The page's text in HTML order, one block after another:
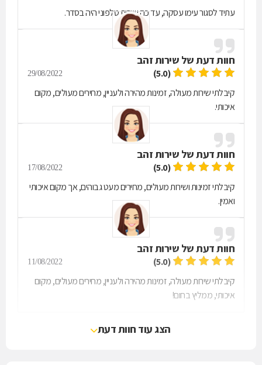
עתיד לסגור עימו עסקה, עד כה שירות טלפוני היה בסדר.
חוות דעת של שירות זהב
(5.0)
29/08/2022
קיבלתי שירות מעולה, זמינות מהירה ולעניין, מחירים מעולים, מקום
איכותי.
חוות דעת של שירות זהב
(5.0)
17/08/2022
קיבלתי זמינות ושירות מעולים, מחירים מעט גבוהים, אך מקום איכותי
ואמין.
חוות דעת של שירות זהב
(5.0)
11/08/2022
קיבלתי שירות מעולה, זמינות מהירה ולעניין, מחירים מעולים, מקום
איכותי, ממליץ בחום!
הצג עוד חוות דעת